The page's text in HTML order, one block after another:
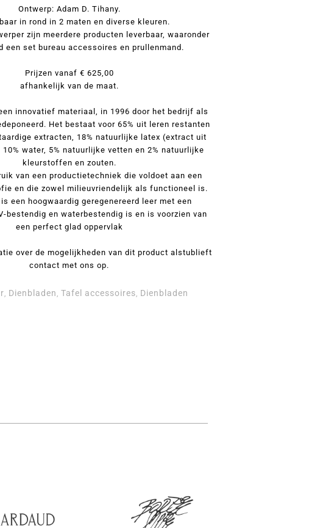
Ontwerp: Adam D. Tihany.
in rond in 2 maten en diverse kleuren.
zijn meerdere producten leverbaar, waaronder
een set bureau accessoires en prullenmand.
Prijzen vanaf € 625,00
afhankelijk van de maat.
innovatief materiaal, in 1996 door het bedrijf als
Het bestaat voor 65% uit leren restanten
extracten, 18% natuurlijke latex (extract uit
10% water, 5% natuurlijke vetten en 2% natuurlijke
kleurstoffen en zouten.
van een productietechniek die voldoet aan een
en die zowel milieuvriendelijk als functioneel is.
een hoogwaardig geregenereerd leer met een
bestendig en waterbestendig is en is voorzien van
een perfect glad oppervlak
over de mogelijkheden van dit product alstublieft
contact met ons op.
, Dienbladen , Tafel accessoires, Dienbladen